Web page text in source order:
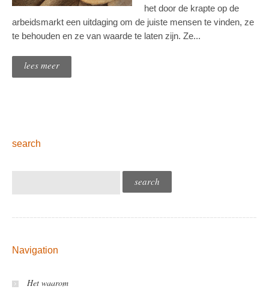
het door de krapte op de
arbeidsmarkt een uitdaging om de juiste mensen te vinden, ze
te behouden en ze van waarde te laten zijn. Ze...
lees meer
search
Navigation
Het waarom